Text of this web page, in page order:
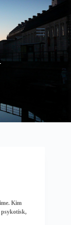
Kim